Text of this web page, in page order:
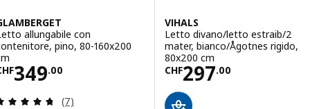
allungabile con
pino, 80-160x200
349.00CHF 349.00
Recensione: 4.7 fuori da 5 stelle. Totale
(7)
VIHALS
Letto divano/letto estraib/2
mater, bianco/Ågotnes rigido,
80x200 cm
CHF297.00
Prezzo CHF